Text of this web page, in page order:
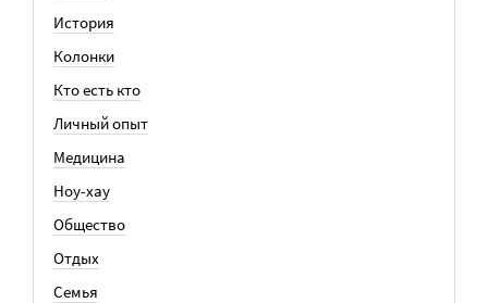
История
Колонки
Кто есть кто
Личный опыт
Медицина
Ноу-хау
Общество
Отдых
Семья